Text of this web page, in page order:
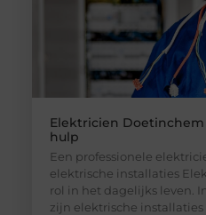
Elektricien
hulp
Een professionele
elektrische installaties
rol in het dagelijks leven.
zijn elektrische